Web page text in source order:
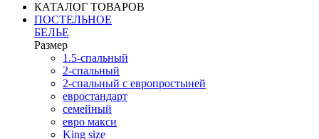
КАТАЛОГ ТОВАРОВ
ПОСТЕЛЬНОЕ
БЕЛЬЕ
Размер
1.5-спальный
2-спальный
2-спальный с европростыней
евростандарт
семейный
евро макси
King size